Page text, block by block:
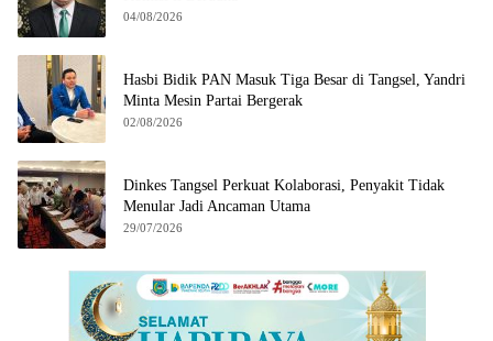
04/08/2026
Hasbi Bidik PAN Masuk Tiga Besar di Tangsel, Yandri
Minta Mesin Partai Bergerak
02/08/2026
Dinkes Tangsel Perkuat Kolaborasi, Penyakit Tidak
Menular Jadi Ancaman Utama
29/07/2026